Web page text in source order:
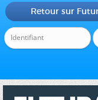
Retour sur